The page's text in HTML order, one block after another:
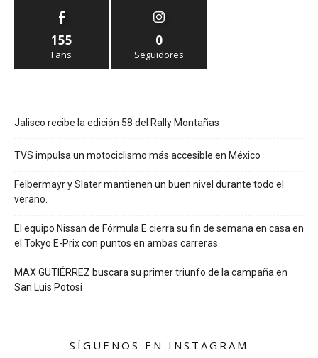
155
Fans
0
Seguidores
Jalisco recibe la edición 58 del Rally Montañas
TVS impulsa un motociclismo más accesible en México
Felbermayr y Slater mantienen un buen nivel durante todo el
verano.
El equipo Nissan de Fórmula E cierra su fin de semana en casa en
el Tokyo E-Prix con puntos en ambas carreras
MAX GUTIÉRREZ buscara su primer triunfo de la campaña en
San Luis Potosi
SÍGUENOS EN INSTAGRAM